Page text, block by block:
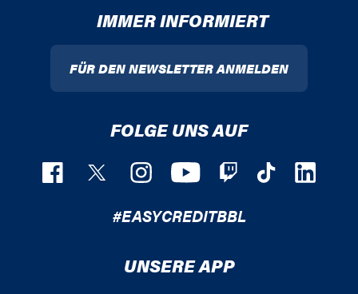
IMMER INFORMIERT
FÜR DEN NEWSLETTER ANMELDEN
FOLGE UNS AUF
#EASYCREDITBBL
UNSERE APP